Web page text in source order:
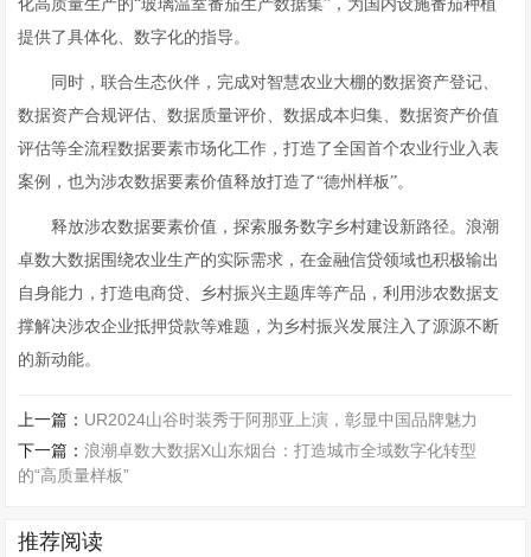
化高质量生产的“玻璃温室番茄生产数据集”，为国内设施番茄种植
提供了具体化、数字化的指导。
同时，联合生态伙伴，完成对智慧农业大棚的数据资产登记、
数据资产合规评估、数据质量评价、数据成本归集、数据资产价值
评估等全流程数据要素市场化工作，打造了全国首个农业行业入表
案例，也为涉农数据要素价值释放打造了“德州样板”。
释放涉农数据要素价值，探索服务数字乡村建设新路径。浪潮
卓数大数据围绕农业生产的实际需求，在金融信贷领域也积极输出
自身能力，打造电商贷、乡村振兴主题库等产品，利用涉农数据支
撑解决涉农企业抵押贷款等难题，为乡村振兴发展注入了源源不断
的新动能。
上一篇： UR2024山谷时装秀于阿那亚上演，彰显中国品牌魅力
下一篇：浪潮卓数大数据X山东烟台：打造城市全域数字化转型
的“高质量样板”
推荐阅读